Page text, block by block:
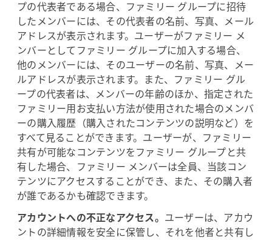
プの代表者である場合、ファミリー グループに招待
したメンバーには、その代表者の名前、写真、メール
アドレスが表示されます。ユーザーがファミリー メ
ンバーとしてファミリー グループに加入する場合、
他のメンバーには、そのユーザーの名前、写真、メー
ルアドレスが表示されます。また、ファミリー グル
ープの代表者は、メンバーの年齢のほか、指定された
ファミリー用お支払い方法が使用された場合のメンバ
ーの購入履歴（購入されたコンテンツの説明など）を
すべて見ることができます。ユーザーが、ファミリー
共有が可能なコンテンツをファミリー グループと共
有した場合、ファミリー メンバーは全員、当該コン
テンツにアクセスすることができ、また、その購入者
が誰であるかも確認できます。
アカウントへの不正なアクセス。 ユーザーは、アカウ
ントの詳細情報を安全に保管し、それを他者と共有し